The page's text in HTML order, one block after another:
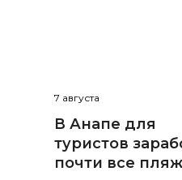
7 августа
В Анапе для
туристов
почти все